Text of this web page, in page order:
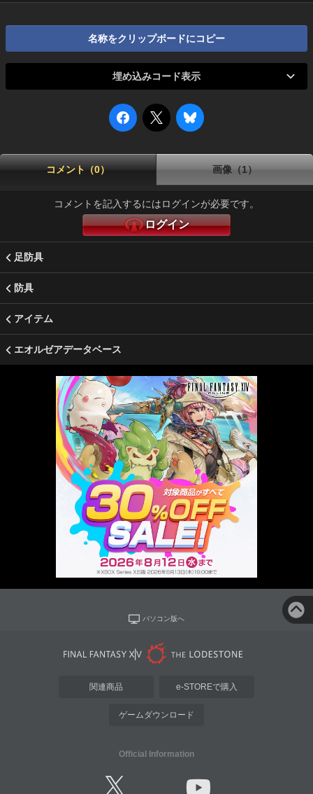
名称をクリップボードにコピー
埋め込みコード表示
コメント（0） 画像（1）
コメントを記入するにはログインが必要です。
ログイン
足防具
防具
アイテム
エオルゼアデータベース
パソコン版へ
関連商品 e-STOREで購入
ゲームダウンロード
Official Information